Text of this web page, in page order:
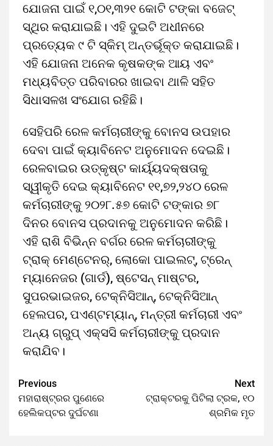
ଯୋଜନା ପାଇଁ ୧,୦୧,୩୨୧ କୋଟି ଟଙ୍କା ବଜେଟ୍
ସ୍ଥିର କରାଯାଇଛି। ଏହି ଦୁଇଟି ଅଧୀନରେ
ପ୍ରତ୍ୟେକ ୯ ଟି ସ୍କିମ୍ ଅନ୍ତର୍ଭୂକ୍ତ କରାଯାଇଛି।
ଏହି ଯୋଜନା ଅନେକ କୃଷକଙ୍କ ଆୟ ଏବଂ
ମଧ୍ୟବିତ୍ତ ପରିବାରର ଖାଇବା ଥାଳି ସହିତ
ସିଧାସଳଖ ସଂଯୋଗ ରହିଛି।
ସେହିପରି ରେଳ କର୍ମଚାରୀଙ୍କୁ ବୋନସ ଉପହାର
ଦେବା ପାଇଁ କ୍ୟାବିନେଟ ଅନୁମୋଦନ ଦେଇଛି।
ରେଳବାଇର ଉତ୍କୃଷ୍ଟ କାର୍ୟ୍ୟଦକ୍ଷତାକୁ
ସ୍ୱୀକୃତି ଦେଇ କ୍ୟାବିନେଟ ୧୧,୭୨,୨୪୦ ରେଳ
କର୍ମଚାରୀଙ୍କୁ ୨୦୨୮.୫୭ କୋଟି ଟଙ୍କାର ୭୮
ଦିନର ବୋନସ ପ୍ରଦାନକୁ ଅନୁମୋଦନ କରିଛି।
ଏହି ରାଶି ବିଭିନ୍ନ ବର୍ଗର ରେଳ କର୍ମଚାରୀଙ୍କୁ
ଟ୍ରାକ୍ ମେଣ୍ଟେନର୍, ଲୋକୋ ପାଇଲଟ୍, ଟ୍ରେନ୍
ମ୍ୟାନେଜର (ଗାର୍ଡ), ଷ୍ଟେସନ୍ ମାଷ୍ଟର,
ସୁପରଭାଇଜର, ଟେକ୍ନିସିଆନ୍, ଟେକ୍ନିସିଆନ୍
ହେଲପର, ପଏଣ୍ଟମ୍ୟାନ୍, ମନ୍ତ୍ରୀ କର୍ମଚାରୀ ଏବଂ
ଅନ୍ୟ ଗ୍ରୁପ୍ ଏକ୍ସସି କର୍ମଚାରୀଙ୍କୁ ପ୍ରଦାନ
କରାଯିବ।
Previous
ମହାରାଷ୍ଟ୍ରର ପୁଣେରେ
ହେଲିକପ୍ଟର ଦୁର୍ଘଟଣା
Next
ଟ୍ରାକ୍ଟରକୁ ପିଟିଲା ଟ୍ରକ, ୧୦
ଶ୍ରମିକ ମୃତ